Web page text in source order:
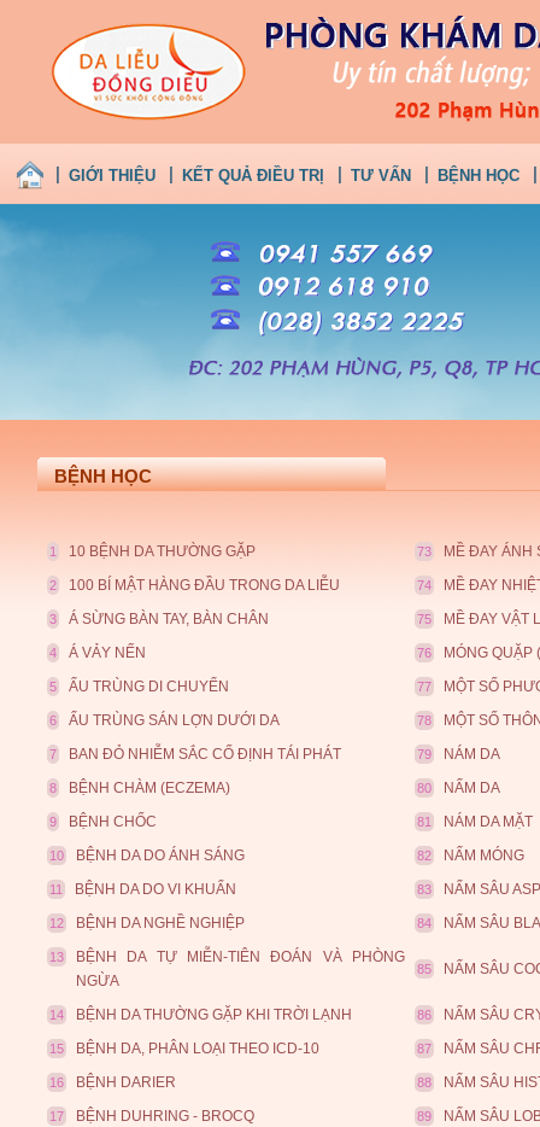
GIỚI THIỆU KẾT QUẢ ĐIỀU TRỊ TƯ VẤN BỆNH HỌC
BỆNH HỌC
1 10 BỆNH DA THƯỜNG GẶP 73 MỀ ĐAY ÁNH
2 100 BÍ MẬT HÀNG ĐẦU TRONG DA LIỄU 74 MỀ ĐAY
3 Á SỪNG BÀN TAY, BÀN CHÂN 75 MỀ ĐAY VẬT
4 Á VẢY NẾN 76 MÓNG
5 ẤU TRÙNG DI CHUYỂN 77 MỘT SỐ
6 ẤU TRÙNG SÁN LỢN DƯỚI DA 78 MỘT SỐ
7 BAN ĐỎ NHIỄM SẮC CỐ ĐỊNH TÁI PHÁT 79 NÁM DA
8 BỆNH CHÀM (ECZEMA) 80 NẤM DA
9 BỆNH CHỐC 81 NÁM DA MẶT
10 BỆNH DA DO ÁNH SÁNG 82 NẤM MÓNG
11 BỆNH DA DO VI KHUẨN 83 NẤM SÂU
12 BỆNH DA NGHỀ NGHIỆP 84 NẤM SÂU
13
BỆNH DA TỰ MIỄN-TIÊN ĐOÁN VÀ PHÒNG
NGỪA
85 NẤM SÂU
14 BỆNH DA THƯỜNG GẶP KHI TRỜI LẠNH 86 NẤM SÂU
15 BỆNH DA, PHÂN LOẠI THEO ICD-10 87 NẤM SÂU
16 BỆNH DARIER 88 NẤM SÂU
17 BỆNH DUHRING - BROCQ 89 NẤM SÂU